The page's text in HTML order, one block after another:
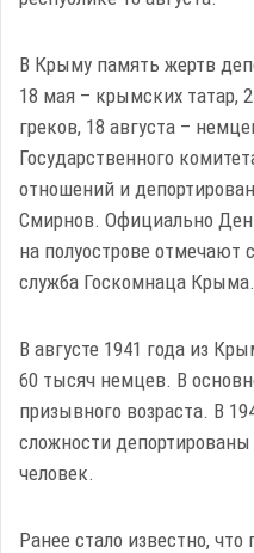
В Крыму память жертв
18 мая – крымских татар,
греков, 18 августа –
Государственного
отношений и
Смирнов. Официально
на полуострове отмечают
служба Госкомнаца Крыма.
В августе 1941 года из
60 тысяч немцев. В
призывного возраста. В
сложности
человек.
Ранее стало известно,